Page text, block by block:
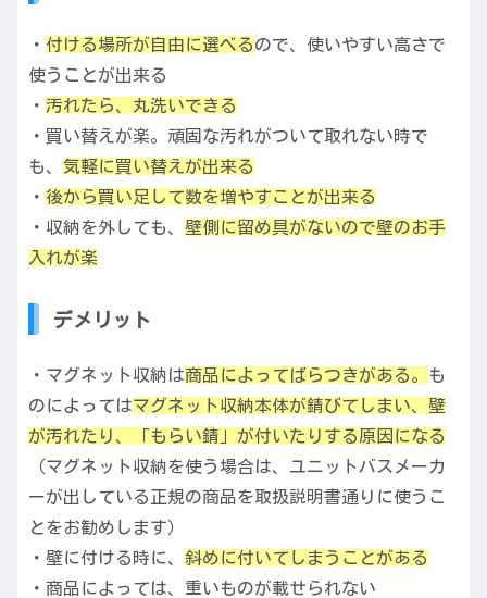
・ 付ける場所が自由に選べるので、使いやすい高さで
使うことが出来る
・ 汚れたら、丸洗いできる
・買い替えが楽。頑固な汚れがついて取れない時で
も、 気軽に買い替えが出来る
・ 後から買い足して数を増やすことが出来る
・収納を外しても、 壁側に留め具がないので壁のお手
入れが楽
デメリット
・マグネット収納は商品によってばらつきがある。 も
のによってはマグネット収納本体が錆びてしまい、壁
が汚れたり、「もらい錆」が付いたりする原因になる
（マグネット収納を使う場合は、ユニットバスメーカ
ーが出している正規の商品を取扱説明書通りに使うこ
とをお勧めします）
・壁に付ける時に、 斜めに付いてしまうことがある
・商品によっては、重いものが載せられない